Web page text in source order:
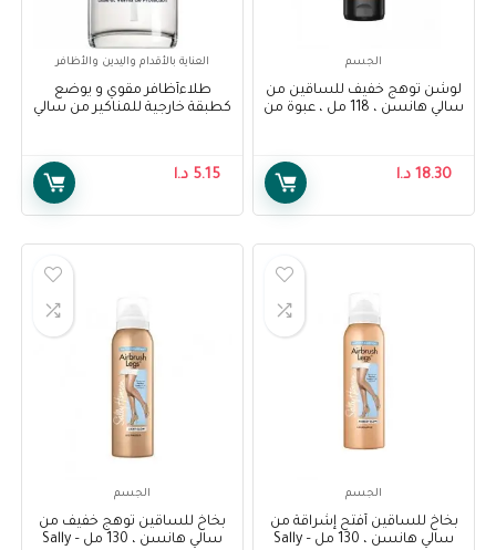
الجسم
لوشن توهج خفيف للساقين من
سالي هانسن ، 118 مل ، عبوة من
18.30 د.ا
العناية بالأقدام واليدين والأظافر
طلاءأظافر مقوي و يوضع
كطبقة خارجية للمناكير من سالي
5.15 د.ا
الجسم
بخاخ للساقين أفتح إشراقة من
سالي هانسن ، 130 مل – Sally
الجسم
بخاخ للساقين توهج خفيف من
سالي هانسن ، 130 مل – Sally